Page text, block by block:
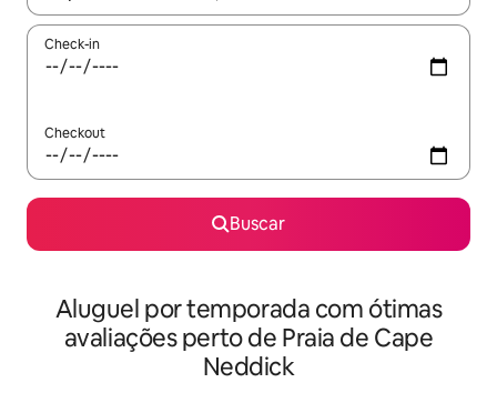
Check-in
Checkout
Buscar
Aluguel por temporada com ótimas
avaliações perto de Praia de Cape
Neddick